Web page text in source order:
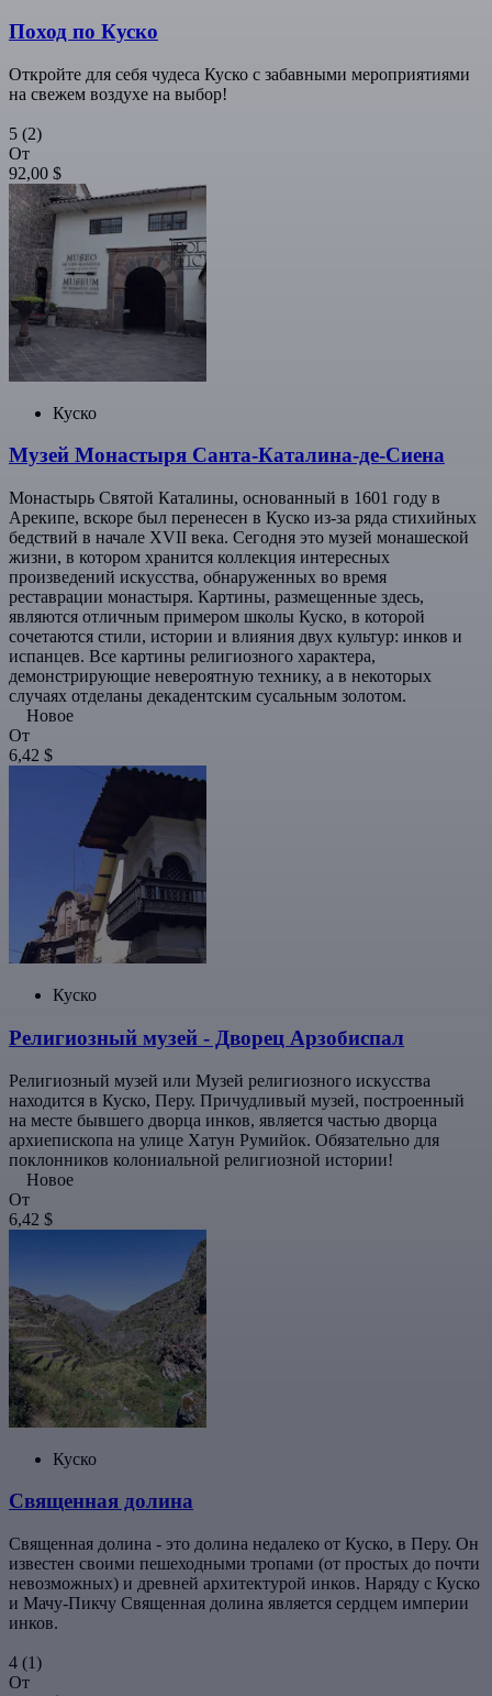
Поход по Куско
Откройте для себя чудеса Куско с забавными мероприятиями
на свежем воздухе на выбор!
5 (2)
От
92,00 $
Куско
Музей Монастыря Санта-Каталина-де-Сиена
Монастырь Святой Каталины, основанный в 1601 году в
Арекипе, вскоре был перенесен в Куско из-за ряда стихийных
бедствий в начале XVII века. Сегодня это музей монашеской
жизни, в котором хранится коллекция интересных
произведений искусства, обнаруженных во время
реставрации монастыря. Картины, размещенные здесь,
являются отличным примером школы Куско, в которой
сочетаются стили, истории и влияния двух культур: инков и
испанцев. Все картины религиозного характера,
демонстрирующие невероятную технику, а в некоторых
случаях отделаны декадентским сусальным золотом.
Новое
От
6,42 $
Куско
Религиозный музей - Дворец Арзобиспал
Религиозный музей или Музей религиозного искусства
находится в Куско, Перу. Причудливый музей, построенный
на месте бывшего дворца инков, является частью дворца
архиепископа на улице Хатун Румийок. Обязательно для
поклонников колониальной религиозной истории!
Новое
От
6,42 $
Куско
Священная долина
Священная долина - это долина недалеко от Куско, в Перу. Он
известен своими пешеходными тропами (от простых до почти
невозможных) и древней архитектурой инков. Наряду с Куско
и Мачу-Пикчу Священная долина является сердцем империи
инков.
4 (1)
От